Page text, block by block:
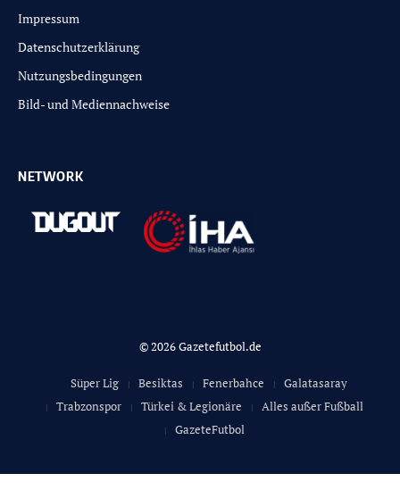
Impressum
Datenschutzerklärung
Nutzungsbedingungen
Bild- und Mediennachweise
NETWORK
© 2026 Gazetefutbol.de
Süper Lig Besiktas Fenerbahce
Galatasaray
Trabzonspor
Türkei & Legionäre
Alles außer Fußball
GazeteFutbol